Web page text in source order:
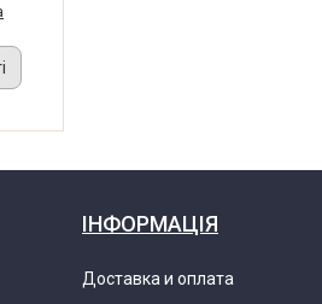
ІНФОРМАЦІЯ
Доставка и оплата